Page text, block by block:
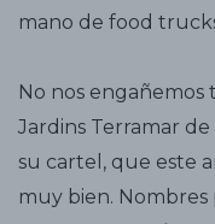
mano de food
No nos engañemos
Jardins Terramar
su cartel, que este
muy bien.